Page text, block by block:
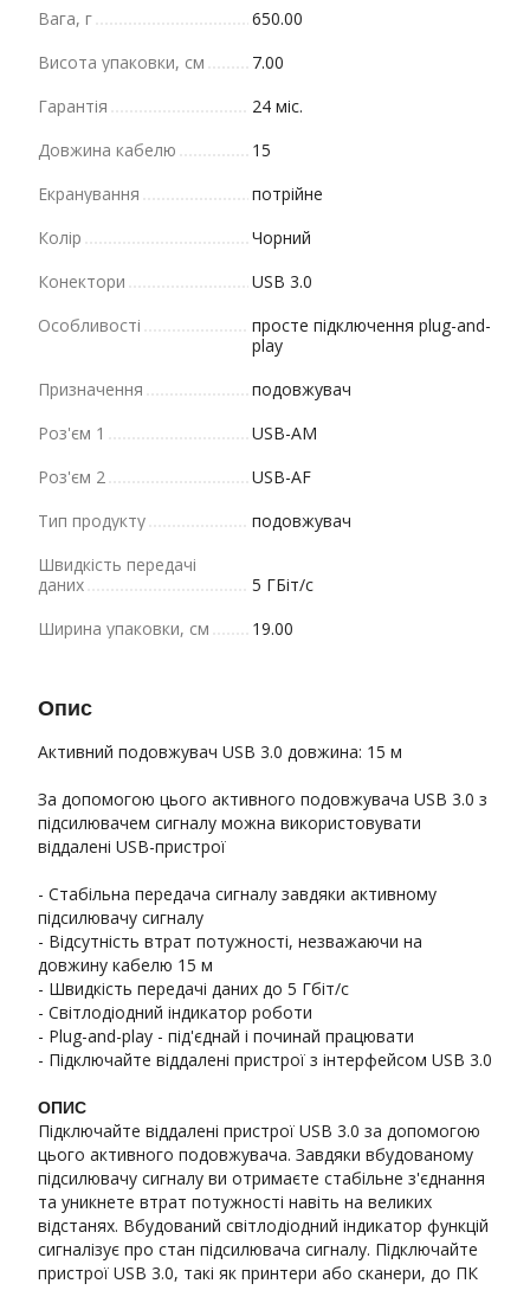
Вага, г
650.00
Висота упаковки, см
7.00
Гарантія
24 міс.
Довжина кабелю
15
Екранування
потрійне
Колір
Чорний
Конектори
USB 3.0
Особливості
просте підключення plug-and-
play
Призначення
подовжувач
Роз'єм 1
USB-AM
Роз'єм 2
USB-AF
Тип продукту
подовжувач
Швидкість передачі
даних
5 ГБіт/с
Ширина упаковки, см
19.00
Опис
Активний подовжувач USB 3.0 довжина: 15 м
За допомогою цього активного подовжувача USB 3.0 з
підсилювачем сигналу можна використовувати
віддалені USB-пристрої
- Стабільна передача сигналу завдяки активному
підсилювачу сигналу
- Відсутність втрат потужності, незважаючи на
довжину кабелю 15 м
- Швидкість передачі даних до 5 Гбіт/с
- Світлодіодний індикатор роботи
- Plug-and-play - під'єднай і починай працювати
- Підключайте віддалені пристрої з інтерфейсом USB 3.0
ОПИС
Підключайте віддалені пристрої USB 3.0 за допомогою
цього активного подовжувача. Завдяки вбудованому
підсилювачу сигналу ви отримаєте стабільне з'єднання
та уникнете втрат потужності навіть на великих
відстанях. Вбудований світлодіодний індикатор функцій
сигналізує про стан підсилювача сигналу. Підключайте
пристрої USB 3.0, такі як принтери або сканери, до ПК